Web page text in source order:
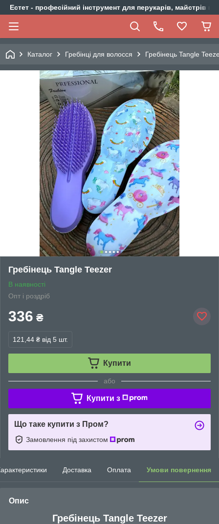
Естет - професійний інструмент для перукарів, майстрів
Каталог Гребінці для волосся Гребінець Tangle
Гребінець Tangle Teezer
В наявності
Опт і роздріб
336 ₴
121,44 ₴ від 5 шт.
Купити
або
Купити з
Що таке купити з Пром?
Замовлення під захистом
Доставка Оплата Умови повернення
Опис
Гребінець Tangle Teezer